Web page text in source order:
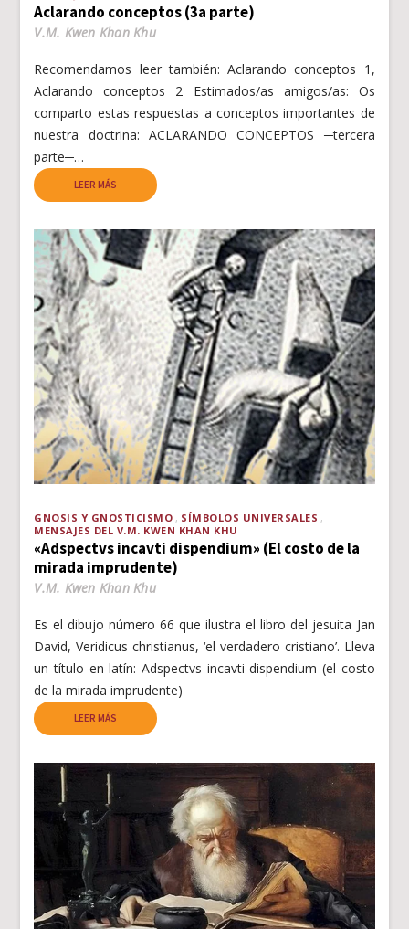
Aclarando conceptos (3a parte)
V.M. Kwen Khan Khu
Recomendamos leer también: Aclarando conceptos 1,
Aclarando conceptos 2 Estimados/as amigos/as: Os
comparto estas respuestas a conceptos importantes de
nuestra doctrina: ACLARANDO CONCEPTOS ─tercera
parte─…
LEER MÁS
GNOSIS Y GNOSTICISMO
SÍMBOLOS UNIVERSALES
MENSAJES DEL V.M. KWEN KHAN KHU
«Adspectvs incavti dispendium» (El costo de la
mirada imprudente)
V.M. Kwen Khan Khu
Es el dibujo número 66 que ilustra el libro del jesuita Jan
David, Veridicus christianus, ‘el verdadero cristiano’. Lleva
un título en latín: Adspectvs incavti dispendium (el costo
de la mirada imprudente)
LEER MÁS